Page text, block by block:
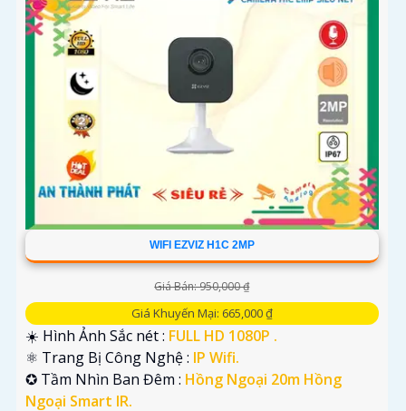
WIFI EZVIZ H1C 2MP
Giá Bán: 950,000 ₫
Giá Khuyến Mại: 665,000 ₫
☀️ Hình Ảnh Sắc nét : FULL HD 1080P .
⚛️ Trang Bị Công Nghệ : IP Wifi.
✪ Tầm Nhìn Ban Đêm : Hồng Ngoại 20m Hồng
Ngoại Smart IR.